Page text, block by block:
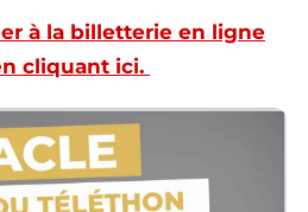
à la billetterie en ligne
cliquant ici.